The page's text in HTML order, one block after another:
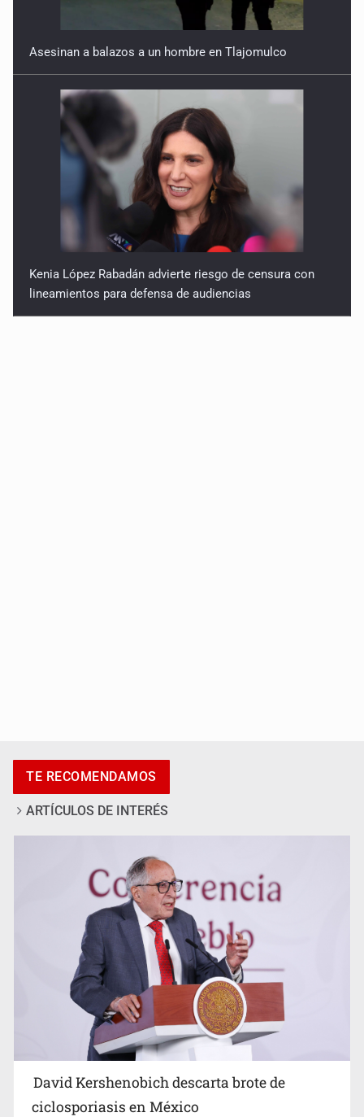
Asesinan a balazos a un hombre en Tlajomulco
Kenia López Rabadán advierte riesgo de censura con
lineamientos para defensa de audiencias
en Oblatos
Advierten retrocesos en transparencia tras desaparición
del INAI
TE RECOMENDAMOS
ARTÍCULOS DE INTERÉS
David Kershenobich descarta brote de
ciclosporiasis en México